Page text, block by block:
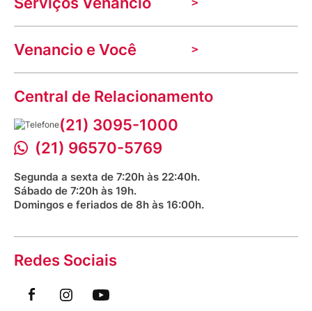
Trabalhe Conosco
Nossas lojas
Indique seu imóvel
Aniversário Venancio 2025
Troca e devolução
Mecânica de promoções
Dúvidas frequentes
Prazos e entregas
Bioimpedância Gratuita
Venancio e Você
VClube - Programa de fidelidade
Fale com o farmacêutico
Fale conosco
Procon RJ
Saúde na praça
Central de Relacionamento
(21) 3095-1000
(21) 96570-5769
Segunda a sexta de 7:20h às 22:40h.
Sábado de 7:20h às 19h.
Domingos e feriados de 8h às 16:00h.
Redes Sociais